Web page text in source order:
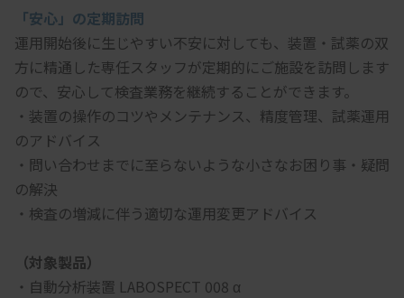
「安心」の定期訪問
運用開始後に生じやすい不安に対しても、装置・試薬の双
方に精通した専任スタッフが定期的にご施設を訪問します
ので、安心して検査業務を継続することができます。
・装置の操作のコツやメンテナンス、精度管理、試薬運用
のアドバイス
・問い合わせまでに至らないような小さなお困り事・疑問
の解決
・検査の増減に伴う適切な運用変更アドバイス
（対象製品）
・自動分析装置 LABOSPECT 008 α